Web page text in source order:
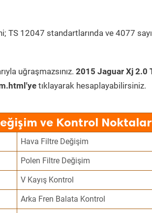
TS 12047 standartlarında ve 4077
uğraşmazsınız. 2015 Jaguar Xj 2.0
tıklayarak hesaplayabilirsiniz.
ve Kontrol
Hava Filtre Değişim
Polen Filtre Değişim
V Kayış Kontrol
Arka Fren Balata Kontrol